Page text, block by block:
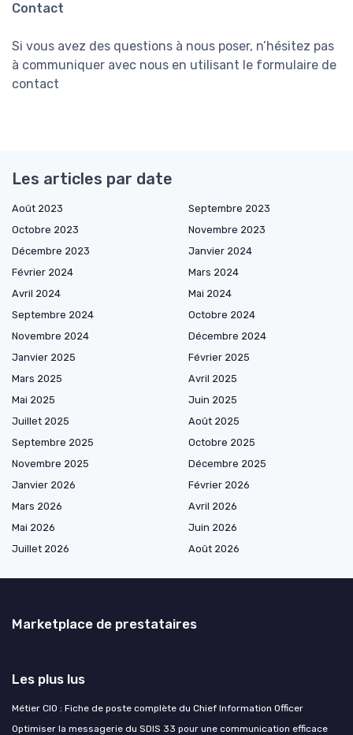
Contact
Si vous avez des questions à nous poser, n’hésitez pas
à communiquer avec nous en utilisant le formulaire de
contact
Les articles par date
Août 2023
Septembre 2023
Octobre 2023
Novembre 2023
Décembre 2023
Janvier 2024
Février 2024
Mars 2024
Avril 2024
Mai 2024
Septembre 2024
Octobre 2024
Novembre 2024
Décembre 2024
Janvier 2025
Février 2025
Mars 2025
Avril 2025
Mai 2025
Juin 2025
Juillet 2025
Août 2025
Septembre 2025
Octobre 2025
Novembre 2025
Décembre 2025
Janvier 2026
Février 2026
Mars 2026
Avril 2026
Mai 2026
Juin 2026
Juillet 2026
Août 2026
Marketplace de prestataires
Les plus lus
Métier CIO : Fiche de poste complète du Chief Information Officer
Optimiser la messagerie du SDIS 33 pour une communication efficace